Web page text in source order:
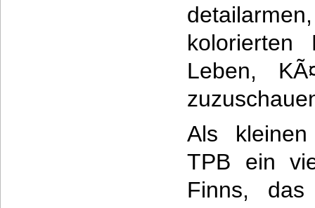
kolorierten
Leben,
Als
TPB ein
Finns, das